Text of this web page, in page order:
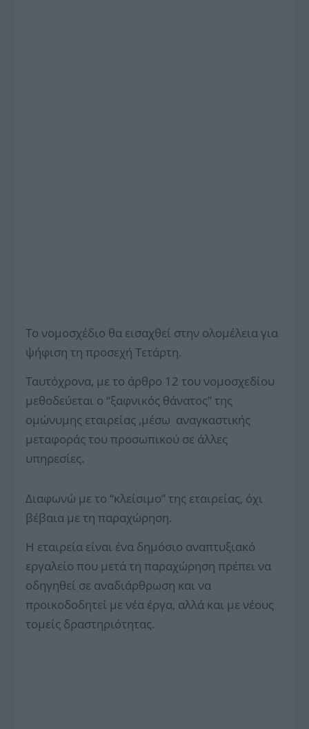
Το νομοσχέδιο θα εισαχθεί στην ολομέλεια για
ψήφιση τη προσεχή Τετάρτη.
Ταυτόχρονα, με το άρθρο 12 του νομοσχεδίου
μεθοδεύεται ο “ξαφνικός θάνατος” της
ομώνυμης εταιρείας ,μέσω αναγκαστικής
μεταφοράς του προσωπικού σε άλλες
υπηρεσίες.
Διαφωνώ με το “κλείσιμο” της εταιρείας, όχι
βέβαια με τη παραχώρηση.
Η εταιρεία είναι ένα δημόσιο αναπτυξιακό
εργαλείο που μετά τη παραχώρηση πρέπει να
οδηγηθεί σε αναδιάρθρωση και να
προικοδοδητεί με νέα έργα, αλλά και με νέους
τομείς δραστηριότητας.